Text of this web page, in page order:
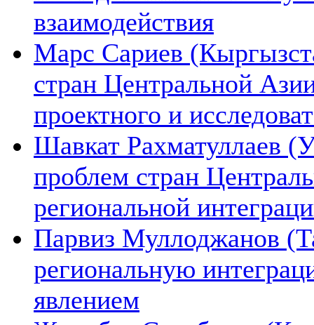
взаимодействия
Марс Сариев
стран Центральной
проектного и
Шавкат Рахматуллаев
проблем стран
региональной
Парвиз Муллоджанов
региональную
явлением